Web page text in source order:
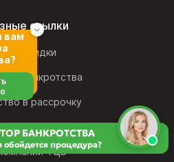
ссылки
и скидки
банкротства
в рассрочку
в СМИ
ФЦБ
БАНКРОТСТВА
обойдется процедура?
вам